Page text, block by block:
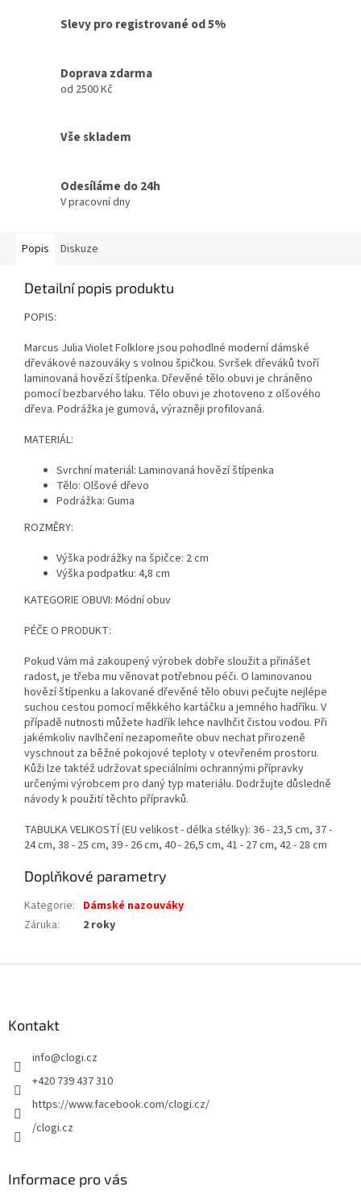
Slevy pro registrované od 5%
Doprava zdarma
od 2500 Kč
Vše skladem
Odesíláme do 24h
V pracovní dny
Popis Diskuze
Detailní popis produktu
POPIS:
Marcus Julia Violet Folklore jsou pohodlné moderní dámské
dřevákové nazouváky s volnou špičkou. Svršek dřeváků tvoří
laminovaná hovězí štípenka. Dřevěné tělo obuvi je chráněno
pomocí bezbarvého laku. Tělo obuvi je zhotoveno z olšového
dřeva. Podrážka je gumová, výrazněji profilovaná.
MATERIÁL:
Svrchní materiál: Laminovaná hovězí štípenka
Tělo: Olšové dřevo
Podrážka: Guma
ROZMĚRY:
Výška podrážky na špičce: 2 cm
Výška podpatku: 4,8 cm
KATEGORIE OBUVI: Módní obuv
PÉČE O PRODUKT:
Pokud Vám má zakoupený výrobek dobře sloužit a přinášet
radost, je třeba mu věnovat potřebnou péči. O laminovanou
hovězí štípenku a lakované dřevěné tělo obuvi pečujte nejlépe
suchou cestou pomocí měkkého kartáčku a jemného hadříku. V
případě nutnosti můžete hadřík lehce navlhčit čistou vodou. Při
jakémkoliv navlhčení nezapomeňte obuv nechat přirozeně
vyschnout za běžné pokojové teploty v otevřeném prostoru.
Kůži lze taktéž udržovat speciálními ochrannými přípravky
určenými výrobcem pro daný typ materiálu. Dodržujte důsledně
návody k použití těchto přípravků.
TABULKA VELIKOSTÍ (EU velikost - délka stélky): 36 - 23,5 cm, 37 -
24 cm, 38 - 25 cm, 39 - 26 cm, 40 - 26,5 cm, 41 - 27 cm, 42 - 28 cm
Doplňkové parametry
Kategorie: Dámské nazouváky
Záruka: 2 roky
Kontakt
info@clogi.cz
+420 739 437 310
https://www.facebook.com/clogi.cz/
/clogi.cz
Informace pro vás